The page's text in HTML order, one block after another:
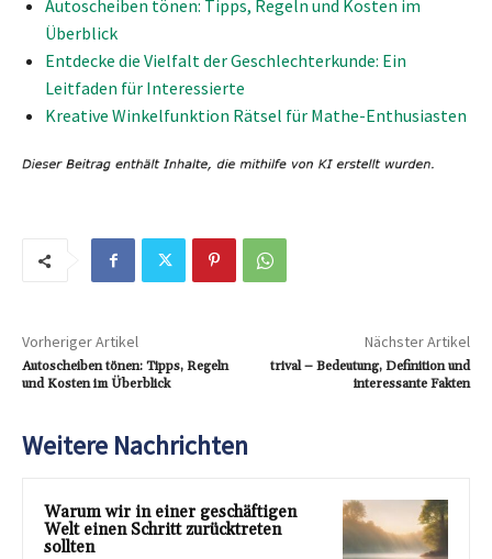
Autoscheiben tönen: Tipps, Regeln und Kosten im
Überblick
Entdecke die Vielfalt der Geschlechterkunde: Ein
Leitfaden für Interessierte
Kreative Winkelfunktion Rätsel für Mathe-Enthusiasten
Vorheriger Artikel
Autoscheiben tönen: Tipps, Regeln
und Kosten im Überblick
Nächster Artikel
trival – Bedeutung, Definition und
interessante Fakten
Weitere Nachrichten
Warum wir in einer geschäftigen
Welt einen Schritt zurücktreten
sollten